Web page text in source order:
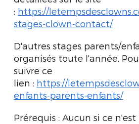
: https://
stages-clown-contact/
D'autres stages parents/
organisés toute l'année.
suivre ce
lien : https://
enfants-parents-enfants/
Prérequis : Aucun si ce